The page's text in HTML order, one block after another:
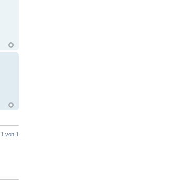
1 von 1